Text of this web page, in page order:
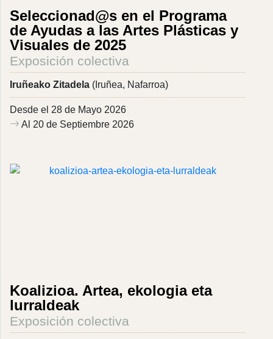
Seleccionad@s en el Programa
de Ayudas a las Artes Plásticas y
Visuales de 2025
Exposición colectiva
Iruñeako Zitadela (Iruñea, Nafarroa)
Desde el 28 de Mayo 2026
Al 20 de Septiembre 2026
Koalizioa. Artea, ekologia eta
lurraldeak
Exposición colectiva